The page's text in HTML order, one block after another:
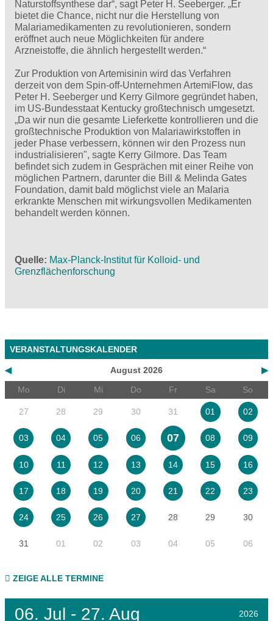
Naturstoffsynthese dar“, sagt Peter H. Seeberger. „Er
bietet die Chance, nicht nur die Herstellung von
Malariamedikamenten zu revolutionieren, sondern
eröffnet auch neue Möglichkeiten für andere
Arzneistoffe, die ähnlich hergestellt werden.“
Zur Produktion von Artemisinin wird das Verfahren
derzeit von dem Spin-off-Unternehmen ArtemiFlow, das
Peter H. Seeberger und Kerry Gilmore gegründet haben,
im US-Bundesstaat Kentucky großtechnisch umgesetzt.
„Da wir nun die gesamte Lieferkette kontrollieren und die
großtechnische Produktion von Malariawirkstoffen in
jeder Phase verbessern, können wir den Prozess nun
industrialisieren", sagte Kerry Gilmore. Das Team
befindet sich zudem in Gesprächen mit einer Reihe von
möglichen Partnern, darunter die Bill & Melinda Gates
Foundation, damit bald möglichst viele an Malaria
erkrankte Menschen mit wirkungsvollen Medikamenten
behandelt werden können.
Quelle
Max-Planck-Institut für Kolloid- und
Grenzflächenforschung
VERANSTALTUNGSKALENDER
◀ ▶
August 2026
Mo
Di Mi Do Fr Sa So
27 28 29 30 31 01 02
03 04 05 06 07 08 09
10 11 12 13 14 15 16
17 18 19 20 21 22 23
24 25 26 27 28 29 30
31 01 02 03 04 05 06
ZEIGE ALLE TERMINE
06. Jul - 27. Aug 2026